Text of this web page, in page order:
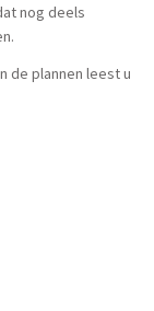
nog deels
de plannen leest u